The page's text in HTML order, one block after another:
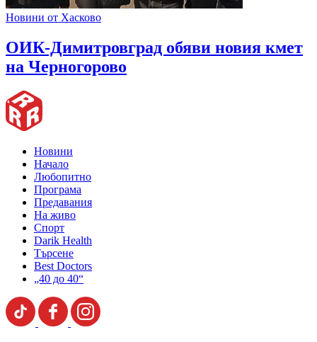
Новини от Хасково
ОИК-Димитровград обяви новия кмет
на Черногорово
Новини
Начало
Любопитно
Програма
Предавания
На живо
Спорт
Darik Health
Търсене
Best Doctors
„40 до 40“